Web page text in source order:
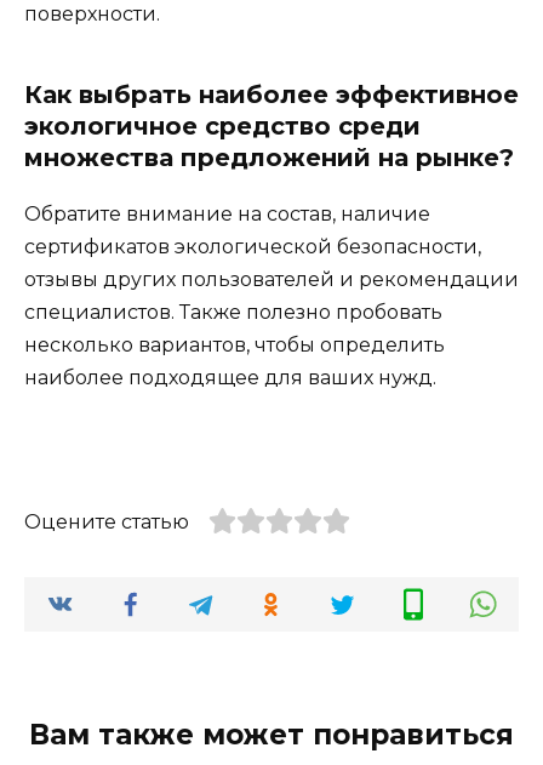
поверхности.
Как выбрать наиболее эффективное
экологичное средство среди
множества предложений на рынке?
Обратите внимание на состав, наличие
сертификатов экологической безопасности,
отзывы других пользователей и рекомендации
специалистов. Также полезно пробовать
несколько вариантов, чтобы определить
наиболее подходящее для ваших нужд.
Оцените статью
Вам также может понравиться